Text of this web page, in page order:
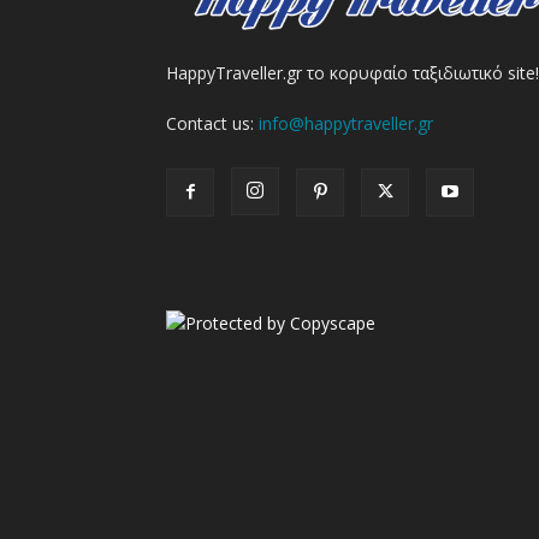
HappyTraveller.gr το κορυφαίο ταξιδιωτικό site!
Contact us: info@happytraveller.gr